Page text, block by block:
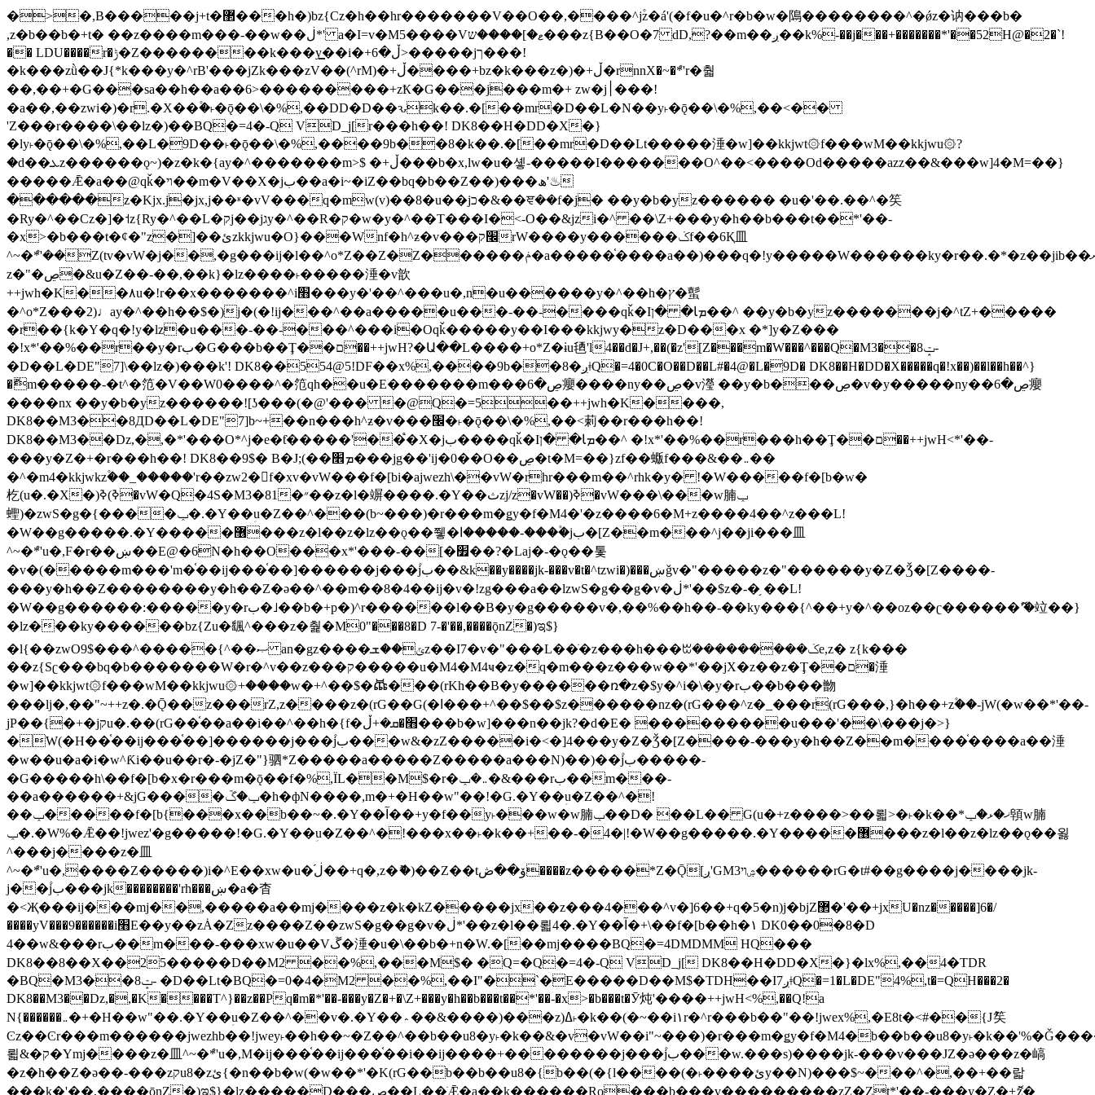
�>�,B�����j+t�޲���h�)bz{Cz�h��hr�������V��O��,����^j۫z�á'(�f�u�^r�b�w�隝��������^�ǿz�讷���b�
,z�b��b�+t� ��z����m���-��w��ڶ*' a�I=v�M5����Vޱ�]����ש���z{B��O�7 dD,?��m��ږ��k%-��j���+�������*'��52H@�2�`!
�� LDU����r�ݱ�Z��������k���y͇��i�+ڵ�6>�����jך���!
�k���zǜ��J{*k���y�^rB'���jZk���zV��(^rM)�+ڵ����+bz�k���z�)�+ڵ�rnnX�~�ܶ*'r�춻
��,��+�G���sa��h��a��6>���������+zҞ�G���j���m�+ zw�j׀���!
�a��,��zwi�)�r.�X��۫�˫�ǭ��\�%,��DD�D��ԅk��.�[��mr�D��L�N��y˫�ǭ��\�%,��<��
'Z���r����\��lz�)��BQ�=4�-Q VD_j[r���h��! DK8��H�DD�X�}
�ly˫�ǭ��\�%,��L�9D��˫�ǭ��\�%,����9b��8�k��.�[��mr�D��Lt�����涶�w]��kkjwt۞f���wM��kkjwu۞?
�d��ܥz������ǫ~)�z�k�{ay�^�������m>$ �+ڵ���b�x,lw�u�솋-�����I�������O^��<����Od�����azz��&���w]4�M=��}
�����Ǣ�a��@qǩ�ױ��m�V��X�jب��a�i~�iZ��bq�b��Z��)���ھ'♨
������z�Kjx.j�jx,j��ʶ�vV���q�mw(v)��8�u��jכ�&��ਞ��f�j� ��y�b�yz������ �u�'��.��^�笶
�Ry�^��Cz�]�˦z{Ry�^��L�קj��jגy�^��R�ק�w�y�^��T���I�<-O��&jzi�^ ��\Z+���y�h��b���t��*'��-
�x>�b���t�¢�"z�]��ئzkkjwu�O}���Wnf�h^ƶ�v���׬קrW����y������ݢf��6Қ⽫
^~�ܶ*'��Z(tv�vW�j��,�g���ij�l��^o*Z��Z�Z������ݥ�a�����֫����a��)���q�!y�����W������ky�r��.�*�z��jib��ނ+-
z�"�ڝ�&u�Z��-��,��k}�lz����˫�����涶�v歆
++jwh�K��٨u�!r��x�������^i׫���y�'��^���u�,n�u������y�^��h�ץ�蟚
�^o*Z���2)♩ay�^��h��$�)j�(�!ij���^��a�����u���-��-����qǩ�Iܡا� �ן��^ ��y�b�yz�������j�^tZ+�����
�r��{k�Y�q�!y�lz�u���-��-���^���i�Oqǩ�����y��I���kkjwy�z�D���x �*]y�Z���
�!x*'��%��r��y�rب�G���b��Ţ��ם��++jwH?�Ա��L����+o*Z�ɨu毢'l4��d�J+,��(�z'[Z���m�W���^���Q�M3��8ݓ-
�D��L�DE"7]\��lz�)���k'! DK8��554@5!DF��x%,����9b��8�ږǂQ�=4�0C�O��D��L#�4@�L�9D� DK8��H�DD�X�����q�!x��)��l��h��^}
�ޮm�����-�t^�笵�V��W0����^�笵qh��u�E�������m���ڝ�6癭����ny��ڝ�v瀅 ��y�b���ڝ�v�y�����ny��ڝ�6癭
����nx ��y�b�yz������![ʖ���(�@'��� �@Q�=5��++jwh�K����,
DK8��M3��8ДD��L�DE"7]b~+��n���h^ƶ�v���׬�˫�ǭ��\�%,��<䓶��r���h��!
DK8��M3��Dz,�,�*'���O*^j�e�ƭ�����'��֩�X�jب����qǩ�Iܡا� �ן��^ �!x*'��%��r���h��Ţ��ם��++jwH<*'��-
���y�Z�+�r���h��! DK8��9$� B�J;(��ܡ׮���jg��'ij�0��O��ڝ�t�M=��}zf��蝂f���&��܅��
�^�m4�kkjwkz۫��_�����'r��zw2�f�xv�vW���f�[bi�ajwezh\��vW�rhr���m��^rhk�y� !�W�����f�[b�w�
杚(u�.�X�)ߢ)ߢ�vW�Q�4S�M3�81�״��z�l�竮����.�Y��ثzj/z�vW��)ߢ�vW���\���w腩ݕ
蟶)�zwS�g�{����ݕ�.�Y��ؚu�Z��^���(b~���)�r���m�ǥy�f�M4�'�z����6�M+z����4��^z���L!
�W��g�����.�Y��؜���޶���z�l��z�lz��ǫ��쮛�ا�����-����۫jب�[Z��m���^j��ji���⽫
^~�ܶ*'u�,F�r��ښ��E@�6N�h��O���x*'���-��[�׿��?�Laj�-�ǫ��톷
�v�(�����m���'m�֫��ij���֫��]������j���۫jب��&k��y����jk-���v�t�^tzwi�)���ښǧv�"�����z�"������y�Z�Ǯ�[Z����-
���y�h��Z��������y�h��Z�ǝ��^��m��8�4��ij�v�!zg���a��lzwS�g��g�v�ڶ*'��$z�-�֥ ��L!
�W��g������:�����y�rب�˩��b�+p�)^r������l��B�y�g�����v�,��%��h��-��ky���{^��+y�^��oz��ʗ������ޮ'�竝��}
�lz���ky������bz{Zu�颻^���z�춽�M0"���8�D 7-�'��,����ǭnZ�)ಇ$}
�l{��zwO9$���^�����{^��ޞ an�gz����ݶ��ܫz��I7�v�"���L��ֹ�z���h���ꔱ���������ݢe,z� z{k���
��z{Sʗ���bq�b��� ����W�r�^v��z���ק�����u�M4�M4ҹ�z�q�m���z���w��*'��jX�z��z�Ţ��ם�涶
�w]��kkjwt۞f���wM��kkjwu۞+����w�+^��$�ꬡ���(rKh��B�y������ռ�z�$y�^i�\�y�rب��b���朆
���lj�,��"~++z�.�Ǭ��z���rZ,z����z�(rG��G(�ا���+^��$��$z������nz�(rG���^z�_���r(rG���,}�h��+z۫��-jW(�w��*'��-
jP��{�+�jקu�.��(rG��֫��a��i��^��h�{f�׫�ܩ�+ڵ���b�w]���n��jk?�d�E� ���������u���'��\���j�>}
�W(�H��֫��ij���֫��]������j���۫jب���w&�zZ�����i�<�]4���y�Z�Ǯ�[Z����-���y�h��Z��m����֫����a��涶
�w��u�a�i�w^Ƙi��u��r�-�jZ�"}驷*Z�����a�����Z�����a���N)��)��۫jب�����-
�G�����h\��f�[b�x�r���m�ǭ��f�%,ÏL��M$�r�܅�ݕ�&���rب��m���-
��a������+&jG����ݕ�ڱ�h�фN����,m�+�H��w"��!�G.�Y��ؚu�Z��^�!
��ݕ�����f�[b{���x��b��~�.�Y��آ��+y�f��y˫���w�w腩ݕ��D� ��L�� G(u�+z����>��뢻>�˫�k��*ޚ�ޅ�ݕ顊w腩
ݕ�.�W%�Ǣ��!jwez'�g�����!�G.�Y��ؚu�Z��^�!���x��˫�k��+��-�4�|!�W��g�����.�Y��؜���޶���z�l��z�lz��ǫ��욇
^���j����z�⽫
^~�ܶ*'u�,����Z�����)i�^E��xw�u�ڶ֜��+q�,z�ޮ�)��Z��tۆ��ڞ����z�����*Z�Ǭ[ږ'GM3ۺױ������rG�t#��g����j����jk-
j��۫jب���jk��������'rh���ښ�a�杳
�<Җ���ij���mj��,�����a��mj����z�k�kZ�����jx��z���4���^v�]6��+q�5�n)j�bjZ޲�'��+jxU�nz�����]6�/
����yV���9������i׫E��y��zȦ�Zz����Z��zwS�g��g�v�ڶ*'��z�l��뢻4�.�Y��آ�+\��f�[b��h�١ DK0��0�8�D
4��w&���rب��m���-���xw�u��Vڱ�涶�u�\��b�+n�W.�[��mj����BQ�=4DMDMM HQ���
DK8��8��X��25�����D��M2 ��%,���M$� �Q=�Q�=4�-Q VD_j[ DK8��H�DD�X�}�lx%,��4�TDR
�BQ�M3��8ݓ- �D��Lt�BQ�=0�4�M2 ��%,��I"�`�E�����D��M$�TDH��I7ږǂQ�=1�L�DE"4%,t�=QH���2�
DK8��M3��Dz,�,�K����T^}��z��Pq�m�*'��-���y�Z�+�\Z+���y�h��b���t��*'��-�x>�b���t�Ӯ炖'����++jwH<%,��Q!a
N{������܅�+�H��w"��.�Y��ؚu�Z��^��v�.�Y��؞��&����)���z)ߡ˫�k��(�~��i١r�^r���b��"��!jwex%,�E8t�<#��{Jު笶
뢻&�ק�Ymj����z�⽫^~�ܶ*'u�,M�ij���֫��ij���֫��i��ij����+��������j���۫jب���w.���s)����jk-���v���JZ�ǝ���z�嵪
�z�h��Z�ǝ��-���zקu8�zئ{�n��b�w(�w��*'�K(rG��b��b��u8�{b��(�{l����(�˫����ئy��N)���$~���^�,��+��랇
���k�'��,����ǭnZ�)ಇ$}�lz�����D���ڝ��L��ֹǢ�a��k������Rǫ���b���v���������zZ�Zt*'��-���y�Z�+ޮz�